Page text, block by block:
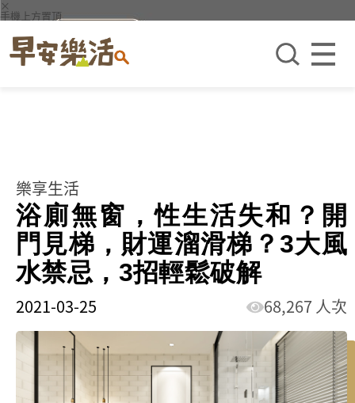
×
手機上方置頂
樂享生活
浴廁無窗，性生活失和？開
門見梯，財運溜滑梯？3大風
水禁忌，3招輕鬆破解
2021-03-25 68,267 人次